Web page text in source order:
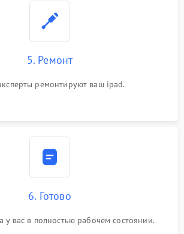
5. Ремонт
ремонтируют ваш ipad.
6. Готово
у вас в полностью рабочем состоянии.